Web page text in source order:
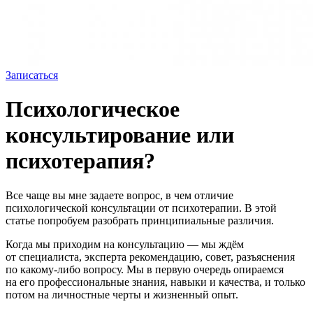
Записаться
Психологическое
консультирование или
психотерапия?
Все чаще вы мне задаете вопрос, в чем отличие
психологической консультации от психотерапии. В этой
статье попробуем разобрать принципиальные различия.
Когда мы приходим на консультацию — мы ждём
от специалиста, эксперта рекомендацию, совет, разъяснения
по какому-либо вопросу. Мы в первую очередь опираемся
на его профессиональные знания, навыки и качества, и только
потом на личностные черты и жизненный опыт.